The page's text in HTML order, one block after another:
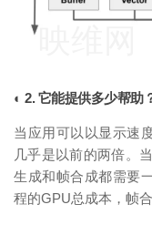
◐ 2. 它能提供多少帮助
当应用可以以显示速
几乎是以前的两倍。
生成和帧合成都需要
程的GPU总成本，帧
映维